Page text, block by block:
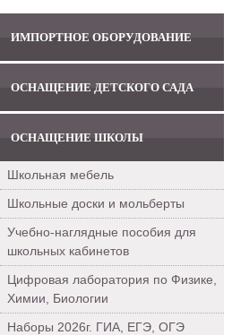
ИМПОРТНОЕ ОБОРУДОВАНИЕ
ОСНАЩЕНИЕ ДЕТСКОГО САДА
ОСНАЩЕНИЕ ШКОЛЫ
Школьная мебель
Школьные доски и мольберты
Учебно-наглядные пособия для
школьных кабинетов
Цифровая лаборатория по Физике,
Химии, Биологии
Наборы 2026г. ГИА, ЕГЭ, ОГЭ